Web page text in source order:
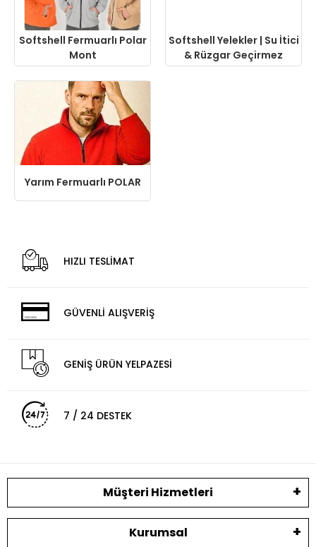
Softshell Fermuarlı Polar
Mont
Softshell Yelekler | Su İtici
& Rüzgar Geçirmez
Yarım Fermuarlı POLAR
HIZLI TESLİMAT
GÜVENLİ ALIŞVERİŞ
GENİŞ ÜRÜN YELPAZESİ
7 / 24 DESTEK
Müşteri Hizmetleri
Kurumsal